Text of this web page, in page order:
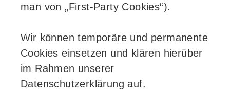
man von „First-Party Cookies“).
Wir können temporäre und permanente
Cookies einsetzen und klären hierüber
im Rahmen unserer
Datenschutzerklärung auf.